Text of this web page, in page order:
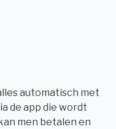
automatisch met
de app die wordt
men betalen en